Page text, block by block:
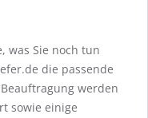
was Sie noch tun
die passende
werden
sowie einige